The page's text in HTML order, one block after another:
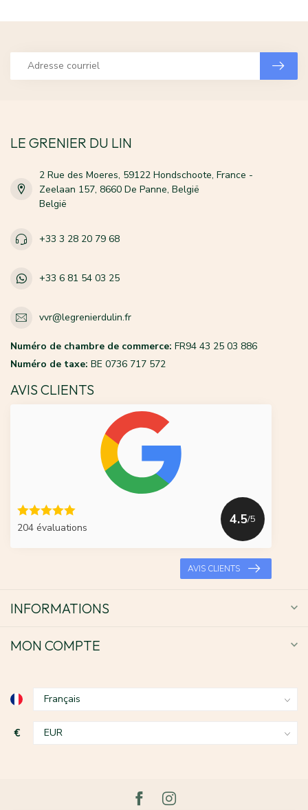
LE GRENIER DU LIN
2 Rue des Moeres, 59122 Hondschoote, France -
Zeelaan 157, 8660 De Panne, België
België
+33 3 28 20 79 68
+33 6 81 54 03 25
vvr@legrenierdulin.fr
Numéro de chambre de commerce: FR94 43 25 03 886
Numéro de taxe: BE 0736 717 572
AVIS CLIENTS
204 évaluations
4.5/5
AVIS CLIENTS
INFORMATIONS
MON COMPTE
€